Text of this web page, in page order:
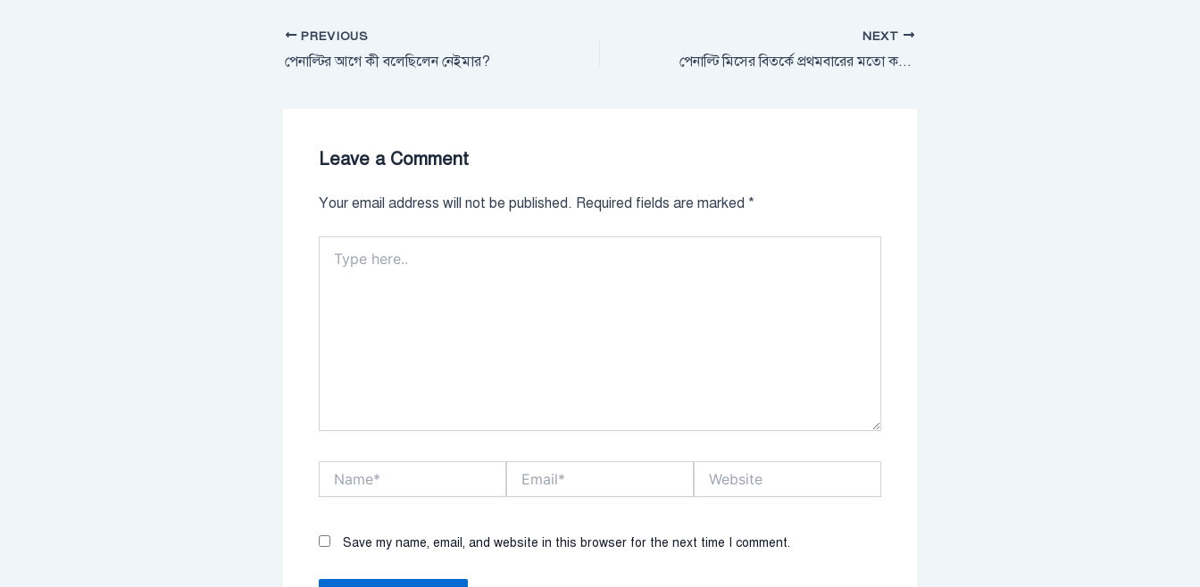
PREVIOUS
পেনাল্টির আগে কী বলেছিলেন নেইমার?
NEXT
পেনাল্টি মিসের বিতর্কে প্রথমবারের মতো কথা বললেন ভিনিসিয়ুস
Leave a Comment
Your email address will not be published. Required fields are marked *
here..
Save my name, email, and website in this browser for the next time I comment.